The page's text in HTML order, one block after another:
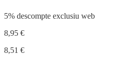
5% descompte exclusiu web
8,95 €
8,51 €